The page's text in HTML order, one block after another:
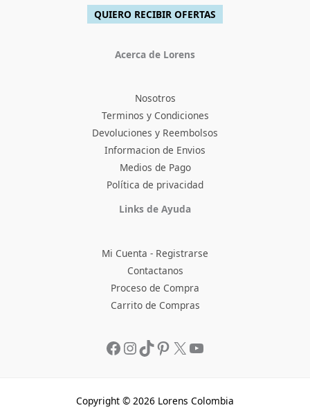
Acerca de Lorens
Nosotros
Terminos y Condiciones
Devoluciones y Reembolsos
Informacion de Envios
Medios de Pago
Política de privacidad
Links de Ayuda
Mi Cuenta - Registrarse
Contactanos
Proceso de Compra
Carrito de Compras
Facebook
Instagram
TikTokPinterest
Copyright © 2026 Lorens Colombia